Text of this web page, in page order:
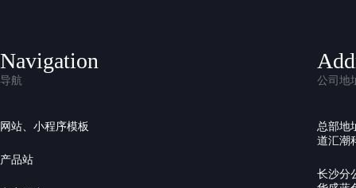
Navigation
导航
网站、小程序模板
产品站
公司地
总部地
道汇潮
长沙分